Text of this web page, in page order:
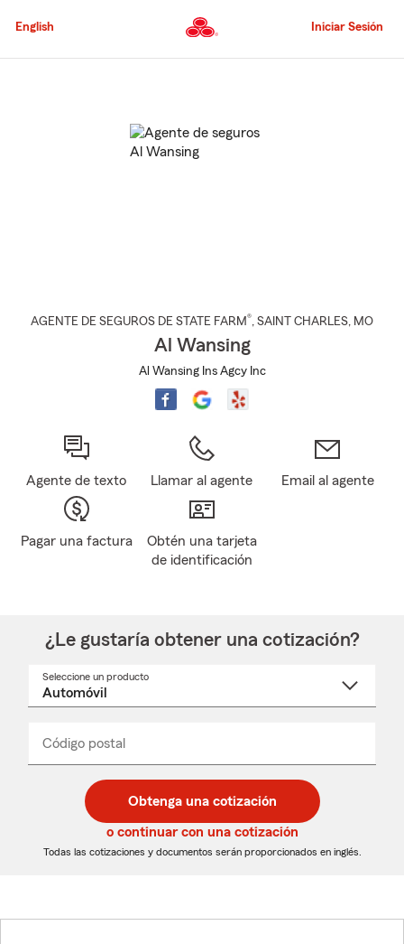
al
principal
English Iniciar Sesión
AGENTE DE SEGUROS DE STATE FARM®, SAINT CHARLES, MO
Al Wansing
Al Wansing Ins Agcy Inc
Agente de texto Llamar al agente Email al agente
Pagar una factura
Obtén una tarjeta
de identificación
¿Le gustaría obtener una cotización?
Seleccione un producto
desplegable
Código postal
de
5
dígitos
de
5
dígitos
_____
Obtenga una cotización
o continuar con una cotización
Todas las cotizaciones y documentos serán proporcionados en inglés.